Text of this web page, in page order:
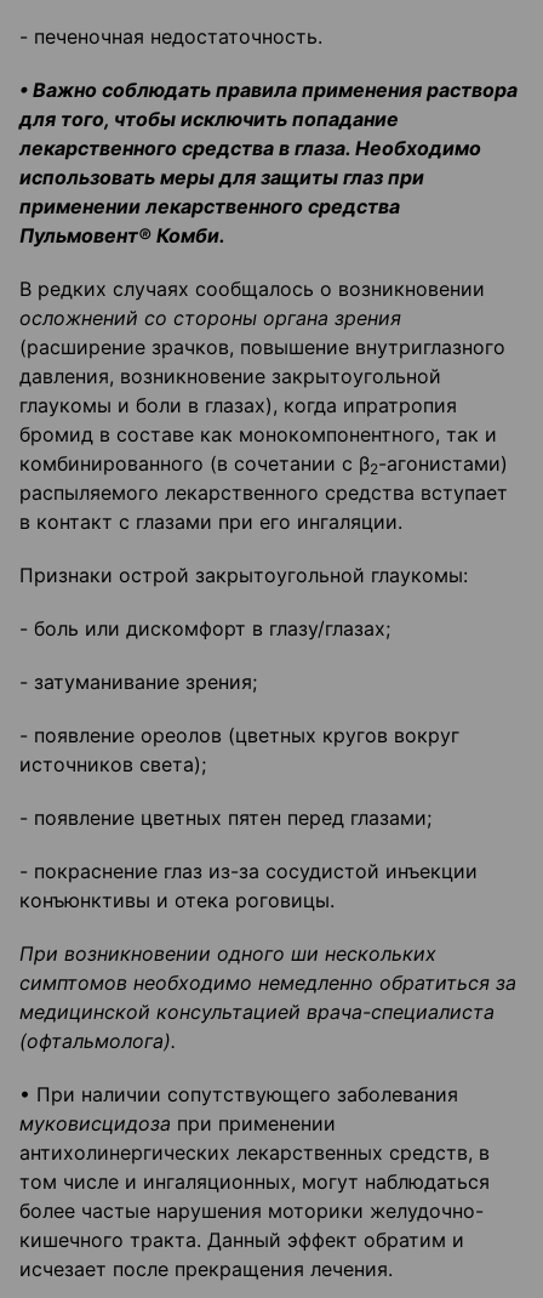
- печеночная недостаточность.
• Важно соблюдать правила применения раствора
для того, чтобы исключить попадание
лекарственного средства в глаза. Необходимо
использовать меры для защиты глаз при
применении лекарственного средства
Пульмовент® Комби.
В редких случаях сообщалось о возникновении
осложнений со стороны органа зрения
(расширение зрачков, повышение внутриглазного
давления, возникновение закрытоугольной
глаукомы и боли в глазах), когда ипратропия
бромид в составе как монокомпонентного, так и
комбинированного (в сочетании с β2-агонистами)
распыляемого лекарственного средства вступает
в контакт с глазами при его ингаляции.
Признаки острой закрытоугольной глаукомы:
- боль или дискомфорт в глазу/глазах;
- затуманивание зрения;
- появление ореолов (цветных кругов вокруг
источников света);
- появление цветных пятен перед глазами;
- покраснение глаз из-за сосудистой инъекции
конъюнктивы и отека роговицы.
При возникновении одного ши нескольких
симптомов необходимо немедленно обратиться за
медицинской консультацией врача-специалиста
(офтальмолога).
• При наличии сопутствующего заболевания
муковисцидоза при применении
антихолинергических лекарственных средств, в
том числе и ингаляционных, могут наблюдаться
более частые нарушения моторики желудочно-
кишечного тракта. Данный эффект обратим и
исчезает после прекращения лечения.